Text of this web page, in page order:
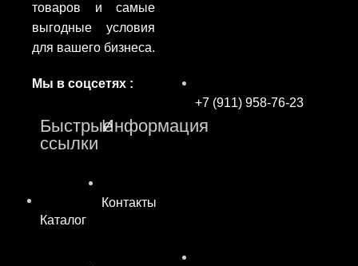
товаров и самые
выгодные условия
для вашего бизнеса.
Мы в соцсетях :
Быстрые
ссылки
Каталог
Информация
Контакты
+7 (911) 958-76-23